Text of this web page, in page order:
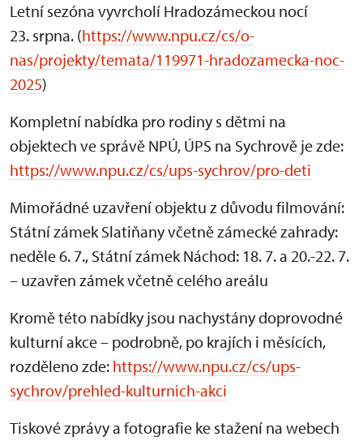
Letní sezóna vyvrcholí Hradozámeckou nocí
23. srpna. (https://www.npu.cz/cs/o-
nas/projekty/temata/119971-hradozamecka-noc-
2025)
Kompletní nabídka pro rodiny s dětmi na
objektech ve správě NPÚ, ÚPS na Sychrově je zde:
https://www.npu.cz/cs/ups-sychrov/pro-deti
Mimořádné uzavření objektu z důvodu filmování:
Státní zámek Slatiňany včetně zámecké zahrady:
neděle 6. 7., Státní zámek Náchod: 18. 7. a 20.-22. 7.
– uzavřen zámek včetně celého areálu
Kromě této nabídky jsou nachystány doprovodné
kulturní akce – podrobně, po krajích i měsících,
rozděleno zde: https://www.npu.cz/cs/ups-
sychrov/prehled-kulturnich-akci
Tiskové zprávy a fotografie ke stažení na webech